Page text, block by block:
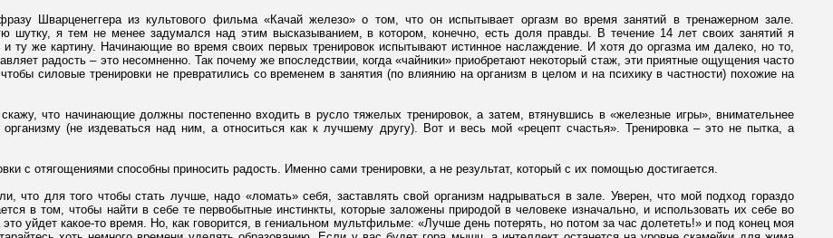
Шварценеггера из культового фильма «Качай железо» о том, что он испытывает оргазм во время занятий в тренажерном зале.
шутку, я тем не менее задумался над этим высказыванием, в котором, конечно, есть доля правды. В течение 14 лет своих занятий я
ту же картину. Начинающие во время своих первых тренировок испытывают истинное наслаждение. И хотя до оргазма им далеко, но то,
радость – это несомненно. Так почему же впоследствии, когда «чайники» приобретают некоторый стаж, эти приятные ощущения часто
силовые тренировки не превратились со временем в занятия (по влиянию на организм в целом и на психику в частности) похожие на
что начинающие должны постепенно входить в русло тяжелых тренировок, а затем, втянувшись в «железные игры», внимательнее
(не издеваться над ним, а относиться как к лучшему другу). Вот и весь мой «рецепт счастья». Тренировка – это не пытка, а
с отягощениями способны приносить радость. Именно сами тренировки, а не результат, который с их помощью достигается.
что для того чтобы стать лучше, надо «ломать» себя, заставлять свой организм надрываться в зале. Уверен, что мой подход гораздо
в том, чтобы найти в себе те первобытные инстинкты, которые заложены природой в человеке изначально, и использовать их себе во
это уйдет какое-то время. Но, как говорится, в гениальном мультфильме: «Лучше день потерять, но потом за час долететь!» и под конец моя